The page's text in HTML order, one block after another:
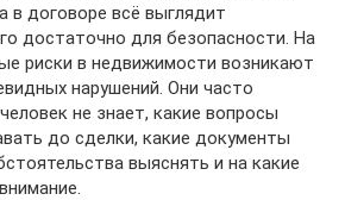
в договоре всё выглядит
достаточно для безопасности. На
риски в недвижимости возникают
нарушений. Они часто
не знает, какие вопросы
до сделки, какие документы
выяснять и на какие